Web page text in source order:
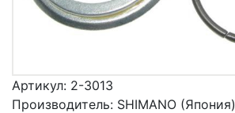
Артикул: 2-3013
Производитель: SHIMANO (Япония)